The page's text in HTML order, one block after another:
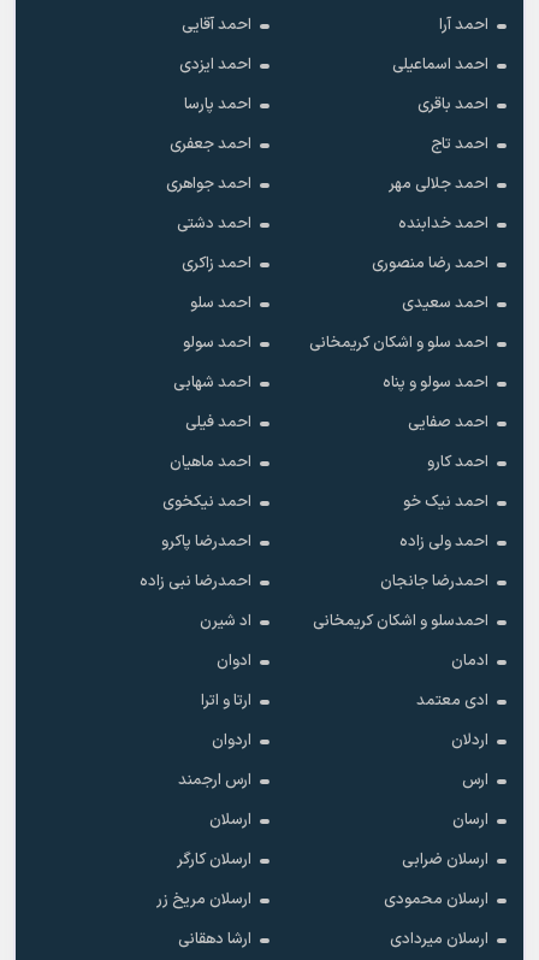
احمد آرا
احمد آقایی
احمد اسماعیلی
احمد ایزدی
احمد باقری
احمد پارسا
احمد تاج
احمد جعفری
احمد جلالی مهر
احمد جواهری
احمد خدابنده
احمد دشتی
احمد رضا منصوری
احمد زاکری
احمد سعیدی
احمد سلو
احمد سلو و اشکان کریمخانی
احمد سولو
احمد سولو و پناه
احمد شهابی
احمد صفایی
احمد فیلی
احمد کارو
احمد ماهیان
احمد نیک خو
احمد نیکخوی
احمد ولی زاده
احمدرضا پاکرو
احمدرضا جانجان
احمدرضا نبی زاده
احمدسلو و اشکان کریمخانی
اد شیرن
ادمان
ادوان
ادی معتمد
ارتا و اترا
اردلان
اردوان
ارس
ارس ارجمند
ارسان
ارسلان
ارسلان ضرابی
ارسلان کارگر
ارسلان محمودی
ارسلان مریخ زر
ارسلان میردادی
ارشا دهقانی